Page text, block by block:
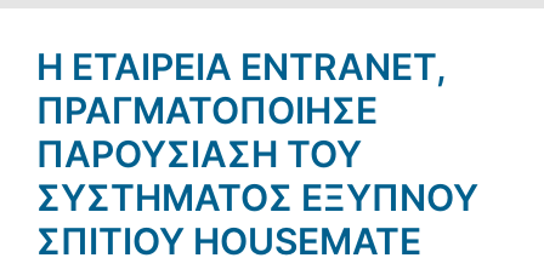
Η ΕΤΑΙΡΕΊΑ ENTRANET,
ΠΡΑΓΜΑΤΟΠΟΊΗΣΕ
ΠΑΡΟΥΣΊΑΣΗ ΤΟΥ
ΣΥΣΤΉΜΑΤΟΣ ΈΞΥΠΝΟΥ
ΣΠΙΤΙΟΎ HOUSEMATE